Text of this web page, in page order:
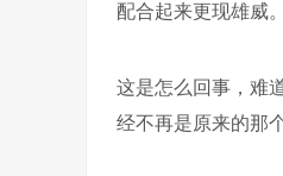
配合起来更现雄威。
这是怎么回事，难
经不再是原来的那